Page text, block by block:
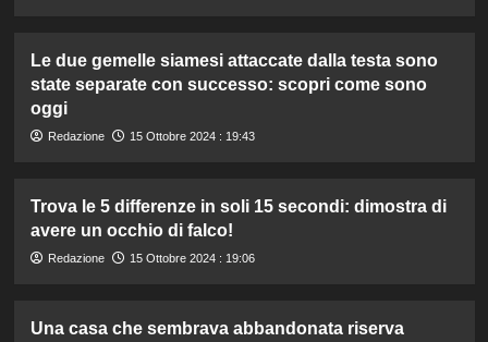
Le due gemelle siamesi attaccate dalla testa sono
state separate con successo: scopri come sono
oggi
Redazione 15 Ottobre 2024 : 19:43
Trova le 5 differenze in soli 15 secondi: dimostra di
avere un occhio di falco!
Redazione 15 Ottobre 2024 : 19:06
Una casa che sembrava abbandonata riserva